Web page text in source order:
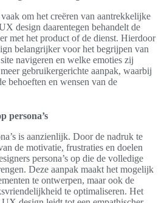
om het creëren van aantrekkelijke
design daarentegen behandelt de
met het product of de dienst. Hierdoor
belangrijker voor het begrijpen van
navigeren en welke emoties zij
gebruikergerichte aanpak, waarbij
behoeften en wensen van de
persona’s
is aanzienlijk. Door de nadruk te
de motivatie, frustraties en doelen
persona’s op die de volledige
Deze aanpak maakt het mogelijk
te ontwerpen, maar ook de
te optimaliseren. Het